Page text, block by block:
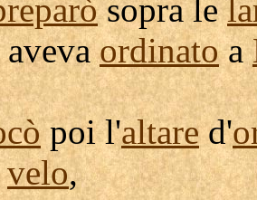
sopra le
avevaordinatoa
poi l'altared'
velo,